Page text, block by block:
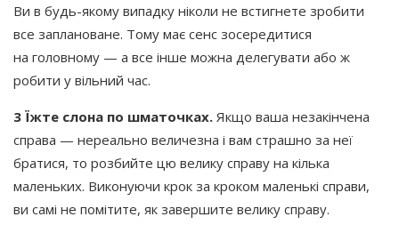
Ви в будь-якому випадку ніколи не встигнете зробити
все заплановане. Тому має сенс зосередитися
на головному — а все інше можна делегувати або ж
робити у вільний час.
3 Їжте слона по шматочках. Якщо ваша незакінчена
справа — нереально величезна і вам страшно за неї
братися, то розбийте цю велику справу на кілька
маленьких. Виконуючи крок за кроком маленькі справи,
ви самі не помітите, як завершите велику справу.